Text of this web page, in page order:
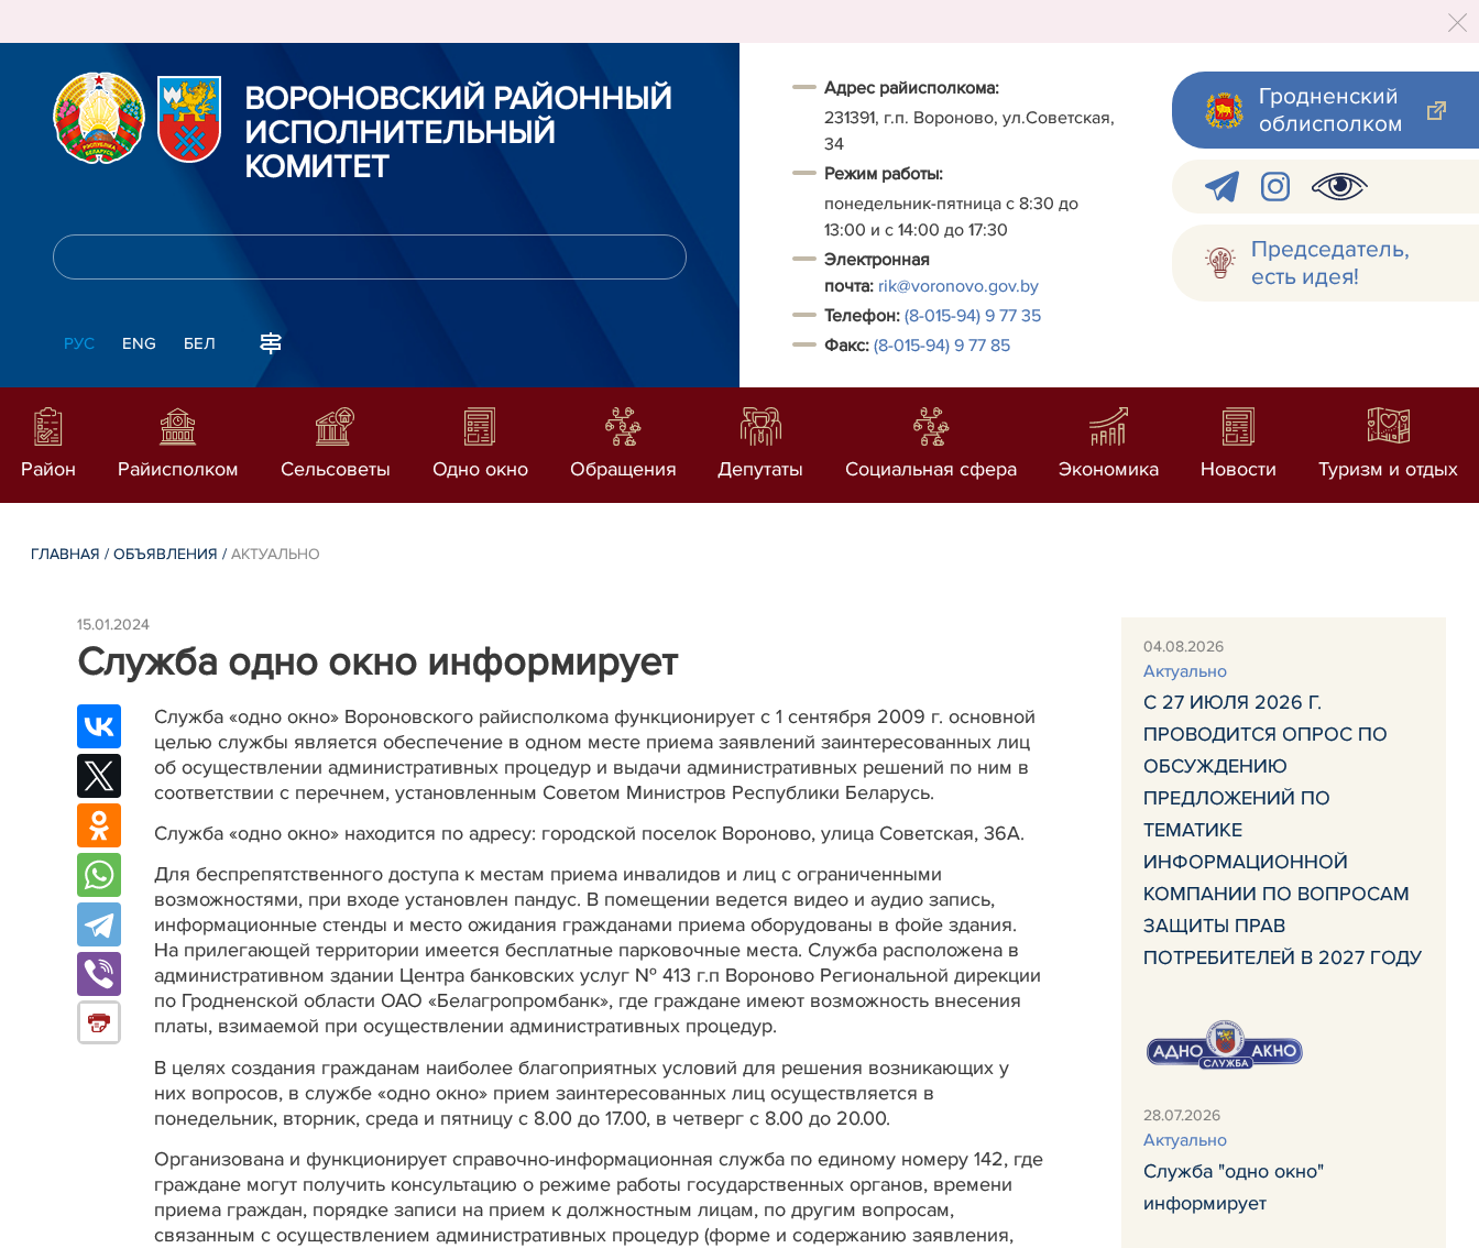
ВОРОНОВСКИЙ РАЙОННЫЙ
ИСПОЛНИТЕЛЬНЫЙ
КОМИТЕТ
РУС ENG БЕЛ
Адрес райисполкома:
231391, г.п. Вороново, ул.Советская,
34
Режим работы:
понедельник-пятница с 8:30 до
13:00 и с 14:00 до 17:30
Электронная
почта: rik@voronovo.gov.by
Телефон: (8-015-94) 9 77 35
Факс: (8-015-94) 9 77 85
Гродненский
облисполком
Председатель,
есть идея!
Район Райисполком Сельсоветы Одно окно Обращения Депутаты Социальная сфера Экономика Новости Туризм и отдых
ГЛАВНАЯ /ОБЪЯВЛЕНИЯ /АКТУАЛЬНО
15.01.2024
Служба одно окно информирует
Служба «одно окно» Вороновского райисполкома функционирует с 1 сентября 2009 г. основной
целью службы является обеспечение в одном месте приема заявлений заинтересованных лиц
об осуществлении административных процедур и выдачи административных решений по ним в
соответствии с перечнем, установленным Советом Министров Республики Беларусь.
Служба «одно окно» находится по адресу: городской поселок Вороново, улица Советская, 36А.
Для беспрепятственного доступа к местам приема инвалидов и лиц с ограниченными
возможностями, при входе установлен пандус. В помещении ведется видео и аудио запись,
информационные стенды и место ожидания гражданами приема оборудованы в фойе здания.
На прилегающей территории имеется бесплатные парковочные места. Служба расположена в
административном здании Центра банковских услуг № 413 г.п Вороново Региональной дирекции
по Гродненской области ОАО «Белагропромбанк», где граждане имеют возможность внесения
платы, взимаемой при осуществлении административных процедур.
В целях создания гражданам наиболее благоприятных условий для решения возникающих у
них вопросов, в службе «одно окно» прием заинтересованных лиц осуществляется в
понедельник, вторник, среда и пятницу с 8.00 до 17.00, в четверг с 8.00 до 20.00.
Организована и функционирует справочно-информационная служба по единому номеру 142, где
граждане могут получить консультацию о режиме работы государственных органов, времени
приема граждан, порядке записи на прием к должностным лицам, по другим вопросам,
связанным с осуществлением административных процедур (форме и содержанию заявления,
04.08.2026
Актуально
С 27 ИЮЛЯ 2026 Г.
ПРОВОДИТСЯ ОПРОС ПО
ОБСУЖДЕНИЮ
ПРЕДЛОЖЕНИЙ ПО
ТЕМАТИКЕ
ИНФОРМАЦИОННОЙ
КОМПАНИИ ПО ВОПРОСАМ
ЗАЩИТЫ ПРАВ
ПОТРЕБИТЕЛЕЙ В 2027 ГОДУ
28.07.2026
Актуально
Служба "одно окно"
информирует